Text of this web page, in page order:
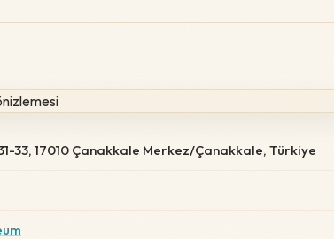
33, 17010 Çanakkale Merkez/Çanakkale, Türkiye